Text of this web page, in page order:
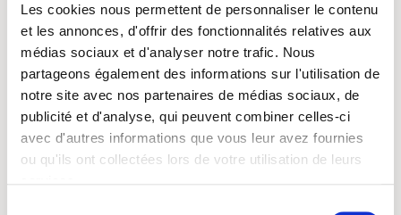
Les cookies nous permettent de personnaliser le contenu
et les annonces, d'offrir des fonctionnalités relatives aux
médias sociaux et d'analyser notre trafic. Nous
partageons également des informations sur l'utilisation de
notre site avec nos partenaires de médias sociaux, de
publicité et d'analyse, qui peuvent combiner celles-ci
avec d'autres informations que vous leur avez fournies
ou qu'ils ont collectées lors de votre utilisation de leurs
pendant cette rencontre, il est possible
qu’une représentante de l’association prenne des photos
en vue de les diffuser sur les réseaux sociaux de
l’association. En participant à cet événement, vous nous
autorisez à les publier. Si vous ne souhaitez pas
apparaître sur les photos, merci de nous en informer
expressément.